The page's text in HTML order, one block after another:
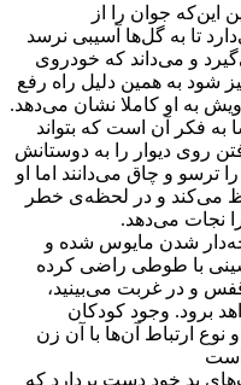
این‌که جوان را از
تا به گل‌ها آسیبی نرسد
و می‌داند که خودروی
شود به همین دلیل راه رفع
به او کاملا نشان می‌دهد.
به فکر آن است که بتواند
روی دیوار را به دوستانش
ترسو و چاق می‌دانند اما او
می‌کند و در لحظه‌ی خطر
نجات می‌دهد.
شدن مایوس شده و
با طوطی راضی کرده
و در غربت می‌بینید،
برود. وجود کودکان
نوع ارتباط آن‌ها با آن زن
است
بد خود دست بردارد که